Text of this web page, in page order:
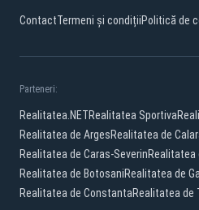
ContactTermeni și condițiiPolitică de
Parteneri:
Realitatea.NETRealitatea Sportiva
Realitatea de ArgesRealitatea de
Realitatea de Caras-SeverinRealitatea
Realitatea de BotosaniRealitatea de
Realitatea de ConstantaRealitatea de